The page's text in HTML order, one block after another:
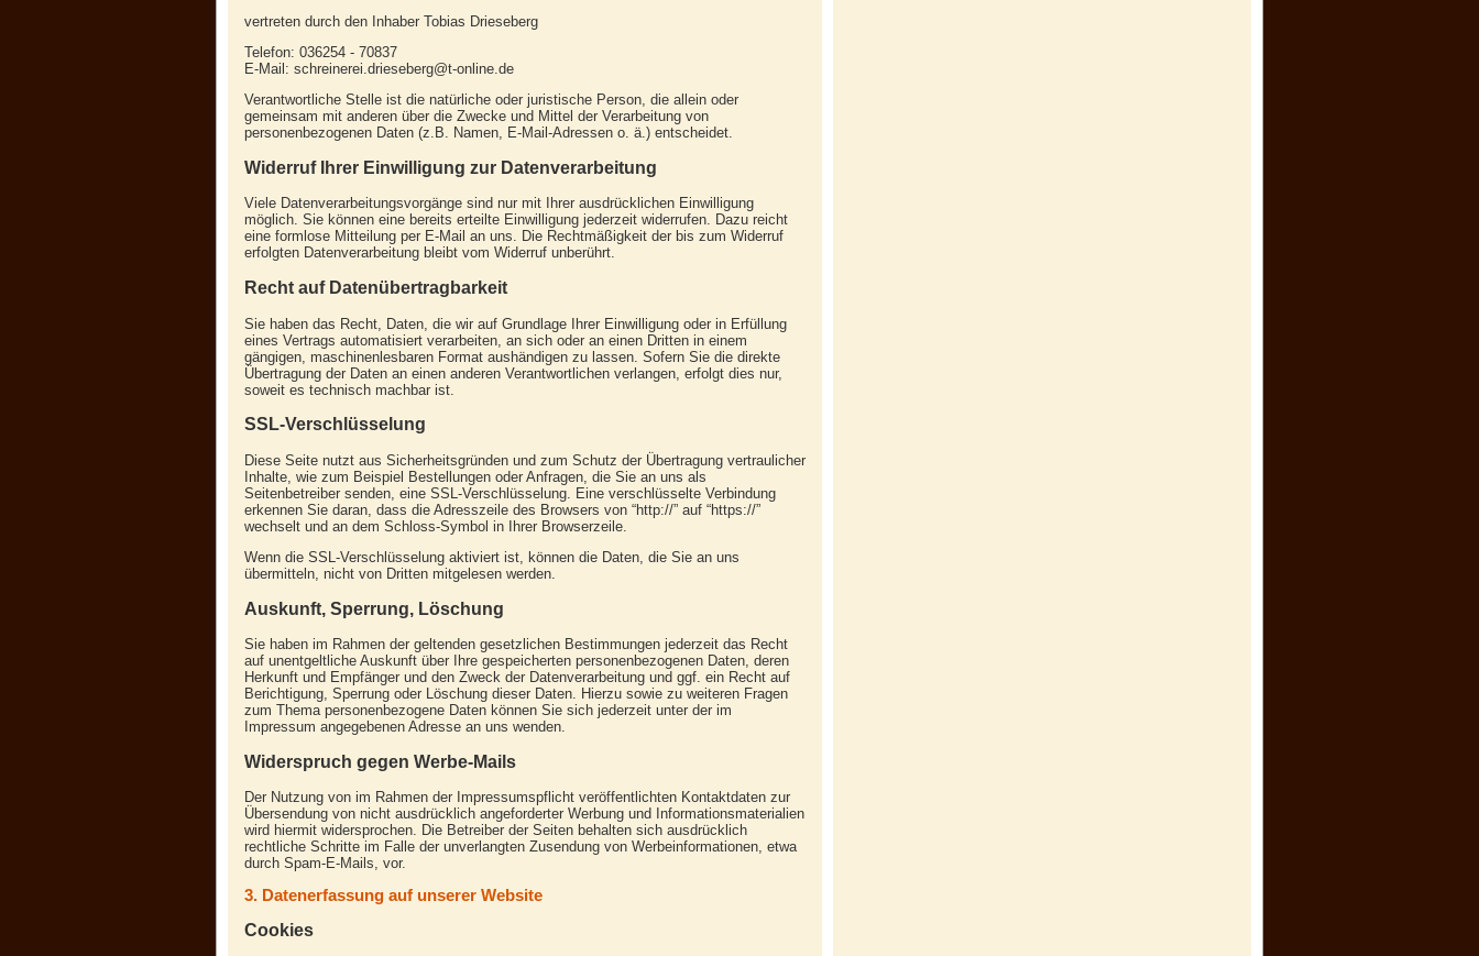
vertreten durch den Inhaber Tobias Drieseberg
Telefon: 036254 - 70837
E-Mail: schreinerei.drieseberg@t-online.de
Verantwortliche Stelle ist die natürliche oder juristische Person, die allein oder
gemeinsam mit anderen über die Zwecke und Mittel der Verarbeitung von
personenbezogenen Daten (z.B. Namen, E-Mail-Adressen o. ä.) entscheidet.
Widerruf Ihrer Einwilligung zur Datenverarbeitung
Viele Datenverarbeitungsvorgänge sind nur mit Ihrer ausdrücklichen Einwilligung
möglich. Sie können eine bereits erteilte Einwilligung jederzeit widerrufen. Dazu reicht
eine formlose Mitteilung per E-Mail an uns. Die Rechtmäßigkeit der bis zum Widerruf
erfolgten Datenverarbeitung bleibt vom Widerruf unberührt.
Recht auf Datenübertragbarkeit
Sie haben das Recht, Daten, die wir auf Grundlage Ihrer Einwilligung oder in Erfüllung
eines Vertrags automatisiert verarbeiten, an sich oder an einen Dritten in einem
gängigen, maschinenlesbaren Format aushändigen zu lassen. Sofern Sie die direkte
Übertragung der Daten an einen anderen Verantwortlichen verlangen, erfolgt dies nur,
soweit es technisch machbar ist.
SSL-Verschlüsselung
Diese Seite nutzt aus Sicherheitsgründen und zum Schutz der Übertragung vertraulicher
Inhalte, wie zum Beispiel Bestellungen oder Anfragen, die Sie an uns als
Seitenbetreiber senden, eine SSL-Verschlüsselung. Eine verschlüsselte Verbindung
erkennen Sie daran, dass die Adresszeile des Browsers von “http://” auf “https://”
wechselt und an dem Schloss-Symbol in Ihrer Browserzeile.
Wenn die SSL-Verschlüsselung aktiviert ist, können die Daten, die Sie an uns
übermitteln, nicht von Dritten mitgelesen werden.
Auskunft, Sperrung, Löschung
Sie haben im Rahmen der geltenden gesetzlichen Bestimmungen jederzeit das Recht
auf unentgeltliche Auskunft über Ihre gespeicherten personenbezogenen Daten, deren
Herkunft und Empfänger und den Zweck der Datenverarbeitung und ggf. ein Recht auf
Berichtigung, Sperrung oder Löschung dieser Daten. Hierzu sowie zu weiteren Fragen
zum Thema personenbezogene Daten können Sie sich jederzeit unter der im
Impressum angegebenen Adresse an uns wenden.
Widerspruch gegen Werbe-Mails
Der Nutzung von im Rahmen der Impressumspflicht veröffentlichten Kontaktdaten zur
Übersendung von nicht ausdrücklich angeforderter Werbung und Informationsmaterialien
wird hiermit widersprochen. Die Betreiber der Seiten behalten sich ausdrücklich
rechtliche Schritte im Falle der unverlangten Zusendung von Werbeinformationen, etwa
durch Spam-E-Mails, vor.
3. Datenerfassung auf unserer Website
Cookies